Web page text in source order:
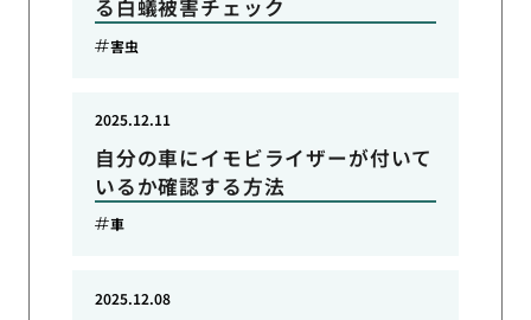
る白蟻被害チェック
害虫
自分の車にイモビライザーが付いて
いるか確認する方法
2025.12.11
車
2025.12.08